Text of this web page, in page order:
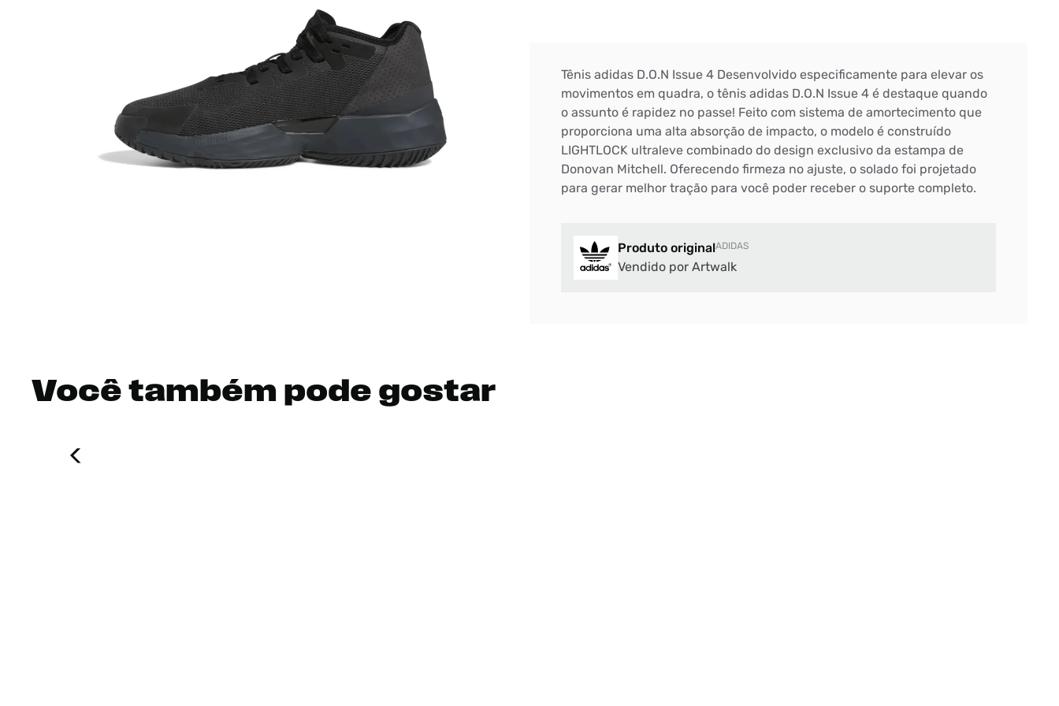
Tênis adidas D.O.N Issue 4 Desenvolvido especificamente para elevar os
movimentos em quadra, o tênis adidas D.O.N Issue 4 é destaque quando
o assunto é rapidez no passe! Feito com sistema de amortecimento que
proporciona uma alta absorção de impacto, o modelo é construído
LIGHTLOCK ultraleve combinado do design exclusivo da estampa de
Donovan Mitchell. Oferecendo firmeza no ajuste, o solado foi projetado
para gerar melhor tração para você poder receber o suporte completo.
Produto originalADIDAS
Vendido por Artwalk
Você também pode gostar